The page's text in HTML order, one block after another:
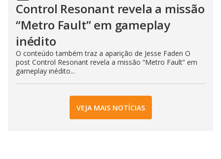
Control Resonant revela a missão
“Metro Fault” em gameplay
inédito
O conteúdo também traz a aparição de Jesse Faden O
post Control Resonant revela a missão “Metro Fault” em
gameplay inédito...
VEJA MAIS NOTÍCIAS